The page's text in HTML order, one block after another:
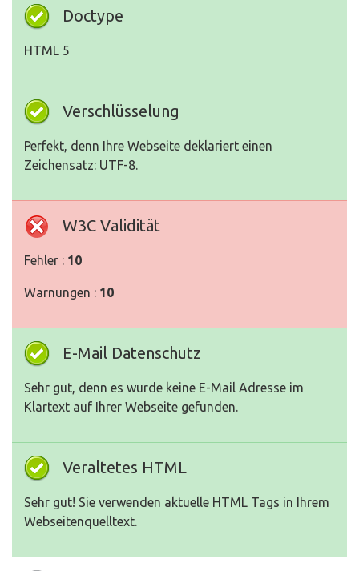
Doctype
HTML 5
Verschlüsselung
Perfekt, denn Ihre Webseite deklariert einen
Zeichensatz: UTF-8.
W3C Validität
Fehler : 10
Warnungen : 10
E-Mail Datenschutz
Sehr gut, denn es wurde keine E-Mail Adresse im
Klartext auf Ihrer Webseite gefunden.
Veraltetes HTML
Sehr gut! Sie verwenden aktuelle HTML Tags in Ihrem
Webseitenquelltext.